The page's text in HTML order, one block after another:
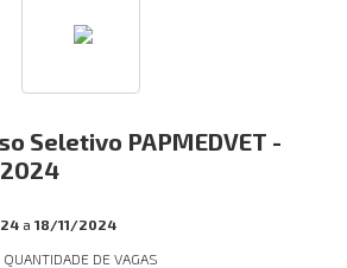
Seletivo PAPMEDVET -
a 18/11/2024
QUANTIDADE DE VAGAS